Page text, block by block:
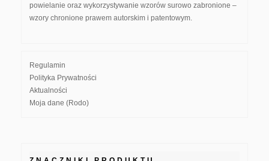
powielanie oraz wykorzystywanie wzorów surowo zabronione –
wzory chronione prawem autorskim i patentowym.
Regulamin
Polityka Prywatności
Aktualności
Moja dane (Rodo)